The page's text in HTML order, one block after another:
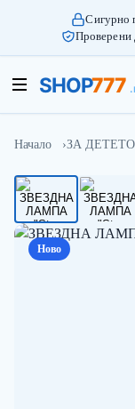
Сигурно
Проверени
Начало ЗА ДЕТЕТО
Ново